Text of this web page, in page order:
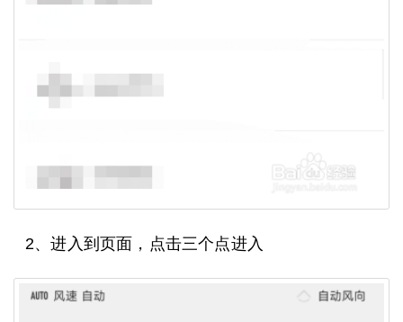
2、进入到页面，点击三个点进入